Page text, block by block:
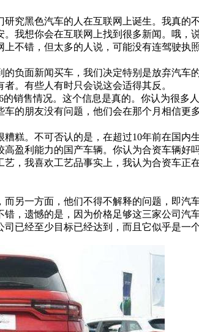
究黑色汽车的人在互联网上诞生。我真
我想你会在互联网上找到很多新闻。哦
不错，但太多的人说，可能没有连驾驶
负面新闻买车，我们决定特别是放弃汽
。有些人有时只会说这会适得其反。
销售情况。这个信息是真的。你认为很
的朋友没有问题，他们会在那个月相信更
糕。不可否认的是，在超过10年前在国
盈利能力的国产车辆。你认为合资车辆
，我喜欢工艺品事实上，我认为合资车
另一方面，他们不得不解释的问题，即
，遗憾的是，因为价格足够这三家公司
已经至少目标已经达到，而且它似乎是一个